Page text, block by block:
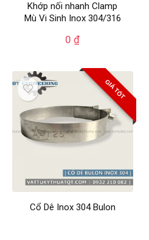
Khớp nối nhanh Clamp
Mù Vi Sinh Inox 304/316
0₫
GIÁ TỐT
Cổ Dê Inox 304 Bulon